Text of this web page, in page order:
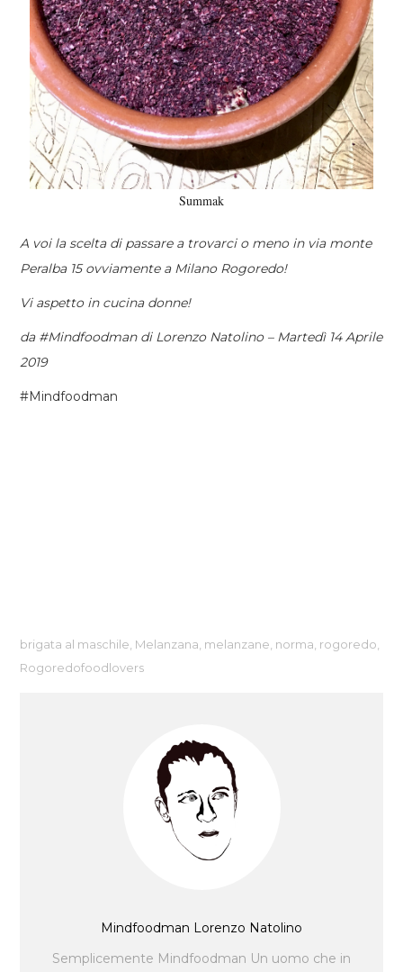
Summak
A voi la scelta di passare a trovarci o meno in via monte
Peralba 15 ovviamente a Milano Rogoredo!
Vi aspetto in cucina donne!
da #Mindfoodman di Lorenzo Natolino – Martedì 14 Aprile
2019
#Mindfoodman
brigata al maschile Melanzana melanzane norma rogoredo
Rogoredofoodlovers
Mindfoodman Lorenzo Natolino
Semplicemente Mindfoodman Un uomo che in